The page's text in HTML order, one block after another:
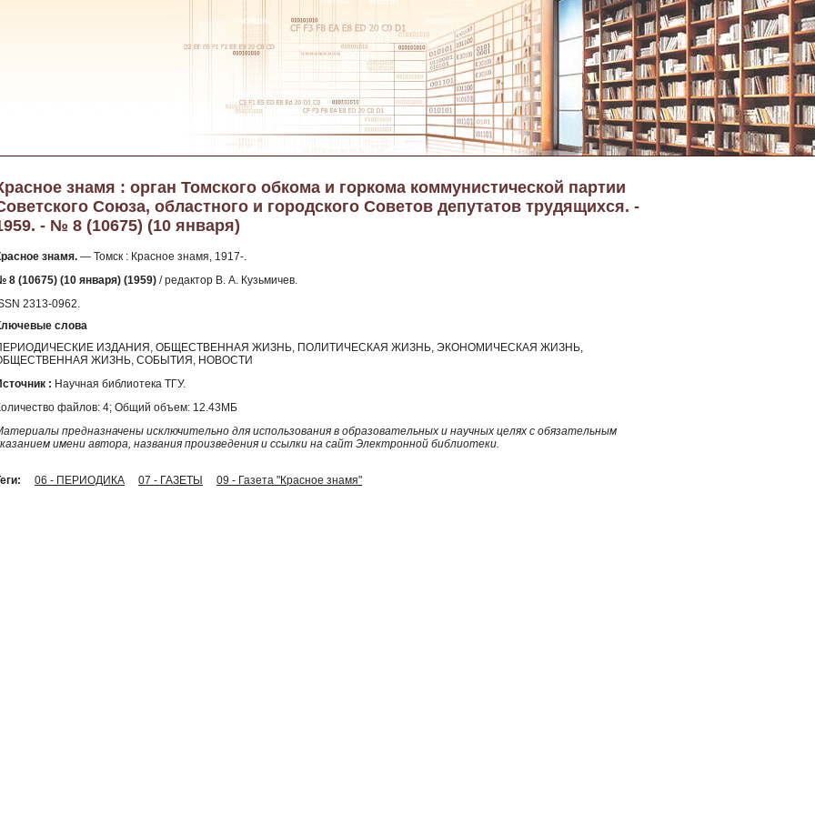
знамя : орган Томского обкома и горкома коммунистической партии
Союза, областного и городского Советов депутатов трудящихся. -
- № 8 (10675) (10 января)
знамя. — Томск : Красное знамя, 1917-.
8 (10675) (10 января) (1959) / редактор В. А. Кузьмичев.
2313-0962.
слова
ИЗДАНИЯ, ОБЩЕСТВЕННАЯ ЖИЗНЬ, ПОЛИТИЧЕСКАЯ ЖИЗНЬ, ЭКОНОМИЧЕСКАЯ ЖИЗНЬ,
ЖИЗНЬ, СОБЫТИЯ, НОВОСТИ
: Научная библиотека ТГУ.
файлов: 4; Общий объем: 12.43МБ
предназначены исключительно для использования в образовательных и научных целях с обязательным
имени автора, названия произведения и ссылки на сайт Электронной библиотеки.
06 - ПЕРИОДИКА 07 - ГАЗЕТЫ 09 - Газета "Красное знамя"